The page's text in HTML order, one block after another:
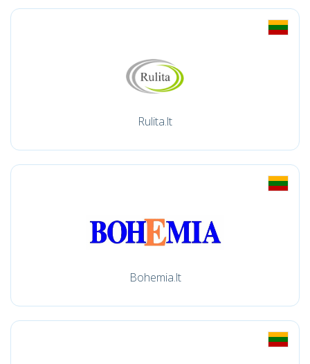
Rulita.lt
Bohemia.lt